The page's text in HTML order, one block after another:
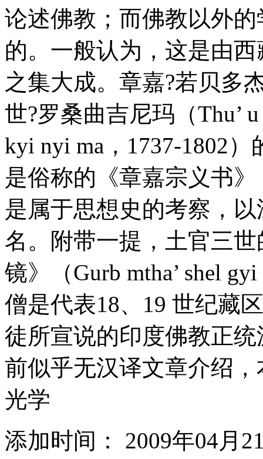
论述佛教；而佛教以外
的。一般认为，这是由
之集大成。章嘉?若贝多
世?罗桑曲吉尼玛（Thu’
kyi nyi ma，1737-1802
是俗称的《章嘉宗义书》
是属于思想史的考察，
名。附带一提，土官三
镜》（Gurb mtha’ shel
僧是代表18、19 世纪藏
徒所宣说的印度佛教正
前似乎无汉译文章介绍
光学
添加时间： 2009年04月